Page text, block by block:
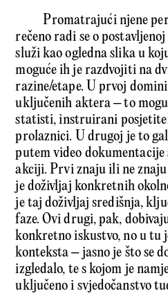
Promatrajući njene
rečeno radi se o
služi kao ogledna slika u
moguće ih je razdvojiti na
razine/etape. U prvoj
uključenih aktera – to
statisti, instruirani
prolaznici. U drugoj je to
putem video dokumentacije
akciji. Prvi znaju ili ne
je doživljaj konkretnih
je taj doživljaj središnja,
faze. Ovi drugi, pak,
konkretno iskustvo, no u tu
konteksta – jasno je što se
izgledalo, te s kojom je
uključeno i svjedočanstvo